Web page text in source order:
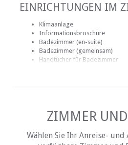
EINRICHTUNGEN IM
Klimaanlage
Informationsbroschüre
Badezimmer (en-suite)
Badezimmer (gemeinsam)
Handtücher für Badezimmer
kostenlose Toilettenartikel
Kamin
Haartrockner
Internetverbindung (drahtlos)
ZIMMER UND
Wählen Sie Ihr Anreise-